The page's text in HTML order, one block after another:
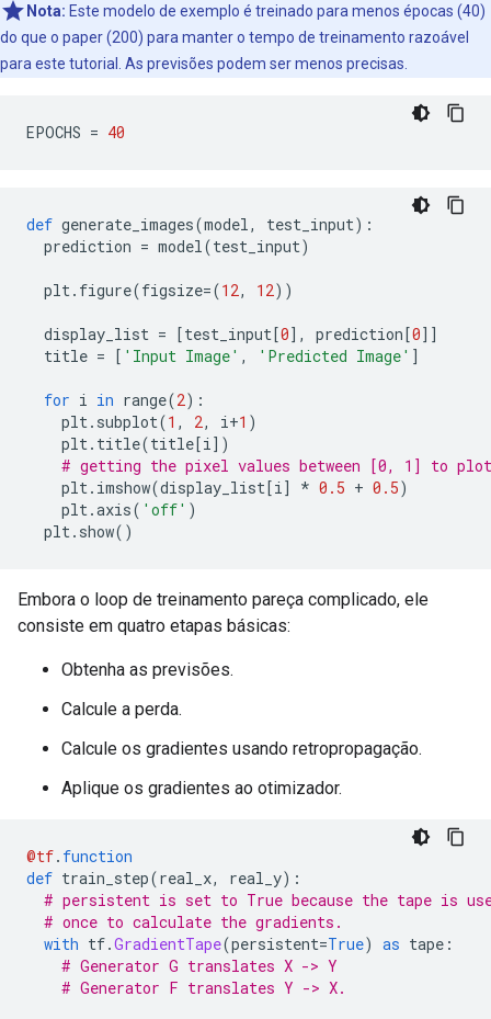
Nota: Este modelo de exemplo é treinado para menos épocas (40)
do que o paper (200) para manter o tempo de treinamento razoável
para este tutorial. As previsões podem ser menos precisas.
EPOCHS = 40
def generate_images(model , test_input):
prediction = model (test_input)
plt . figure(figsize=(12, 12))
display_list = [test_input[0], prediction[0]]
title = [ 'Input Image' , 'Predicted Image' ]
for i in range(2):
plt . subplot(1 , 2, i+1 )
plt . title(title[i ])
# getting the pixel values between [0, 1] to
plt . imshow(display_list[i ] * 0.5 + 0.5)
plt .axis( 'off' )
plt . show()
Embora o loop de treinamento pareça complicado, ele
consiste em quatro etapas básicas:
Obtenha as previsões.
Calcule a perda.
Calcule os gradientes usando retropropagação.
Aplique os gradientes ao otimizador.
@tf. function
def train_step(real_x, real_y):
# persistent is set to True because the tape is
# once to calculate the gradients.
with tf.GradientTape(persistent=True) as tape :
# Generator G translates X -> Y
# Generator F translates Y -> X.